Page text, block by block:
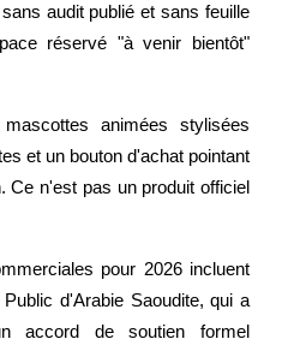
audit publié et sans feuille
réservé "à venir bientôt"
animées stylisées
et un bouton d'achat pointant
Ce n'est pas un produit officiel
pour 2026 incluent
d'Arabie Saoudite, qui a
accord de soutien formel